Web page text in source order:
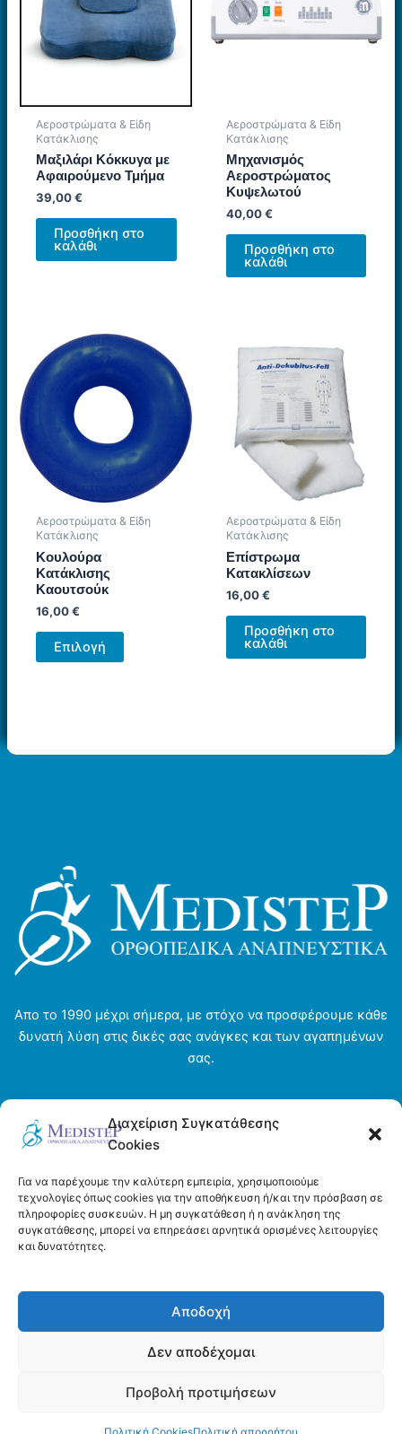
Διαχείριση Συγκατάθεσης
Cookies
Για να παρέχουμε την καλύτερη εμπειρία, χρησιμοποιούμε
τεχνολογίες όπως cookies για την αποθήκευση ή/και την πρόσβαση σε
πληροφορίες συσκευών. Η μη συγκατάθεση ή η ανάκληση της
συγκατάθεσης, μπορεί να επηρεάσει αρνητικά ορισμένες λειτουργίες
και δυνατότητες.
Αποδοχή
Δεν αποδέχομαι
Προβολή προτιμήσεων
Αεροστρώματα & Είδη
Κατάκλισης
Μαξιλάρι Κόκκυγα με
Αφαιρούμενο Τμήμα
39,00€
Προσθήκη στο
καλάθι
Αεροστρώματα & Είδη
Κατάκλισης
Μηχανισμός
Αεροστρώματος
Κυψελωτού
40,00€
Προσθήκη στο
καλάθι
Αεροστρώματα & Είδη
Κατάκλισης
Κουλούρα
Κατάκλισης
Καουτσούκ
16,00€
Επιλογή
Αυτό
σελίδα
του
Αεροστρώματα & Είδη
Κατάκλισης
Επίστρωμα
Κατακλίσεων
16,00€
Προσθήκη στο
καλάθι
Απο το 1990 μέχρι σήμερα, με στόχο να προσφέρουμε κάθε
δυνατή λύση στις δικές σας ανάγκες και των αγαπημένων
σας.
Ενοικιάσεις
Τρόποι πληρωμής και αποστολής
Όροι και προϋποθέσεις
Πολιτική απορρήτου
Πολιτική Cookies (ΕΕ)